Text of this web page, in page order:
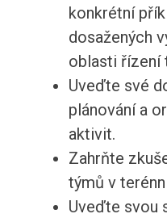
konkrétní
dosažených
oblasti řízení
Uveďte své
plánování a
aktivit.
Zahrňte
týmů v
Uveďte svou